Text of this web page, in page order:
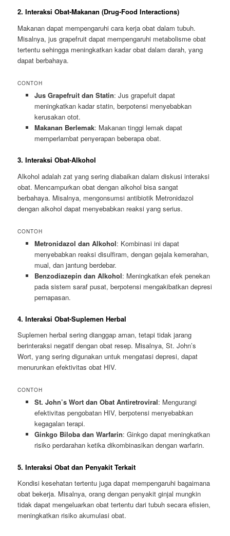
2. Interaksi Obat-Makanan (Drug-Food Interactions)
Makanan dapat mempengaruhi cara kerja obat dalam tubuh.
Misalnya, jus grapefruit dapat mempengaruhi metabolisme obat
tertentu sehingga meningkatkan kadar obat dalam darah, yang
dapat berbahaya.
CONTOH
Jus Grapefruit dan Statin: Jus grapefuit dapat
meningkatkan kadar statin, berpotensi menyebabkan
kerusakan otot.
Makanan Berlemak: Makanan tinggi lemak dapat
memperlambat penyerapan beberapa obat.
3. Interaksi Obat-Alkohol
Alkohol adalah zat yang sering diabaikan dalam diskusi interaksi
obat. Mencampurkan obat dengan alkohol bisa sangat
berbahaya. Misalnya, mengonsumsi antibiotik Metronidazol
dengan alkohol dapat menyebabkan reaksi yang serius.
CONTOH
Metronidazol dan Alkohol: Kombinasi ini dapat
menyebabkan reaksi disulfiram, dengan gejala kemerahan,
mual, dan jantung berdebar.
Benzodiazepin dan Alkohol: Meningkatkan efek penekan
pada sistem saraf pusat, berpotensi mengakibatkan depresi
pernapasan.
4. Interaksi Obat-Suplemen Herbal
Suplemen herbal sering dianggap aman, tetapi tidak jarang
berinteraksi negatif dengan obat resep. Misalnya, St. John’s
Wort, yang sering digunakan untuk mengatasi depresi, dapat
menurunkan efektivitas obat HIV.
CONTOH
St. John’s Wort dan Obat Antiretroviral: Mengurangi
efektivitas pengobatan HIV, berpotensi menyebabkan
kegagalan terapi.
Ginkgo Biloba dan Warfarin: Ginkgo dapat meningkatkan
risiko perdarahan ketika dikombinasikan dengan warfarin.
5. Interaksi Obat dan Penyakit Terkait
Kondisi kesehatan tertentu juga dapat mempengaruhi bagaimana
obat bekerja. Misalnya, orang dengan penyakit ginjal mungkin
tidak dapat mengeluarkan obat tertentu dari tubuh secara efisien,
meningkatkan risiko akumulasi obat.